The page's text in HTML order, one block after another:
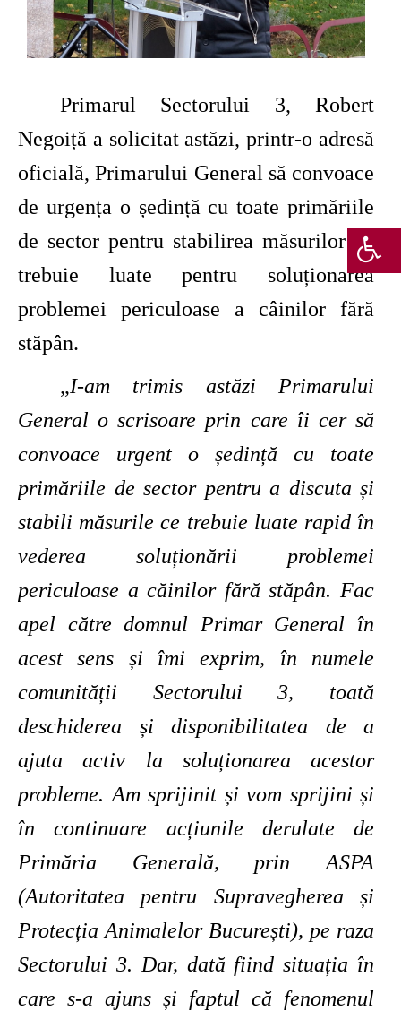
Primarul Sectorului 3, Robert
Negoiță a solicitat astăzi, printr-o adresă
oficială, Primarului General să convoace
de urgența o ședință cu toate primăriile
de sector pentru stabilirea măsurilor ce
trebuie luate pentru soluționarea
problemei periculoase a câinilor fără
stăpân.
„I-am trimis astăzi Primarului
General o scrisoare prin care îi cer să
convoace urgent o ședință cu toate
primăriile de sector pentru a discuta și
stabili măsurile ce trebuie luate rapid în
vederea soluționării problemei
periculoase a căinilor fără stăpân. Fac
apel către domnul Primar General în
acest sens și îmi exprim, în numele
comunității Sectorului 3, toată
deschiderea și disponibilitatea de a
ajuta activ la soluționarea acestor
probleme. Am sprijinit și vom sprijini și
în continuare acțiunile derulate de
Primăria Generală, prin ASPA
(Autoritatea pentru Supravegherea și
Protecția Animalelor București), pe raza
Sectorului 3. Dar, dată fiind situația în
care s-a ajuns și faptul că fenomenul